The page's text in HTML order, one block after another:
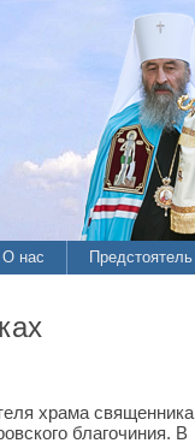
О нас Предстоятель
храма священника
благочиния. В